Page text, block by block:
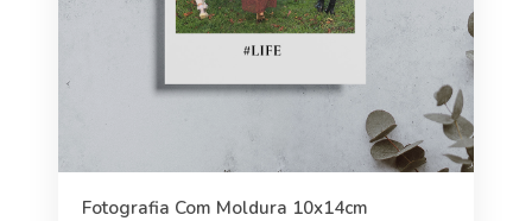
Fotografia Com Moldura 10x14cm